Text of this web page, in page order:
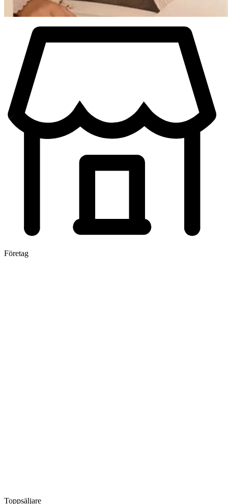
Företag
Toppsäljare